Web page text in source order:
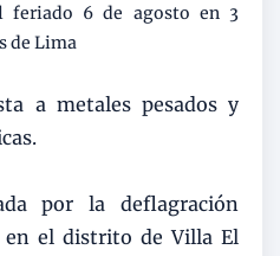
feriado 6 de agosto en 3
de Lima
a metales pesados y
por la deflagración
en el distrito de Villa El